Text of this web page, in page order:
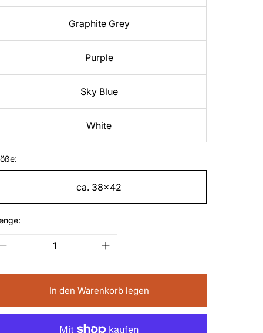
Graphite Grey
Purple
Sky Blue
White
ca. 38x42
In den Warenkorb legen